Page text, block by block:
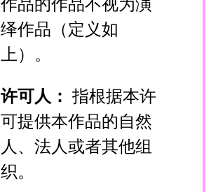
作品的作品不视为演
绎作品（定义如
上）。
许可人： 指根据本许
可提供本作品的自然
人、法人或者其他组
织。